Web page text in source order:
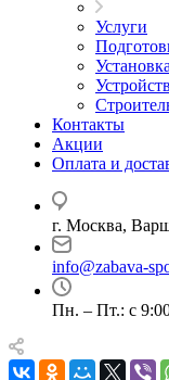
Услуги
Контакты
Акции
Оплата и
г. Москва,
info@zabava-
Пн. – Пт.: с